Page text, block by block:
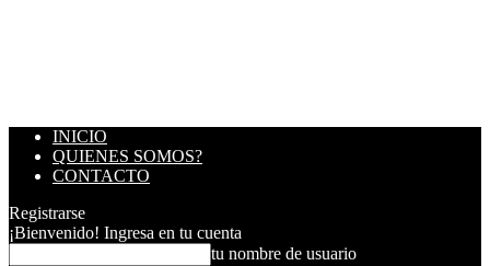
INICIO
QUIENES SOMOS?
CONTACTO
Registrarse
¡Bienvenido! Ingresa en tu cuenta
tu nombre de usuario